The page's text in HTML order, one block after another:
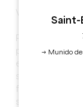
Vendanges
Pour sa 2e
proposent
entre musique,
funk et
son show
Saint-
→ Munido